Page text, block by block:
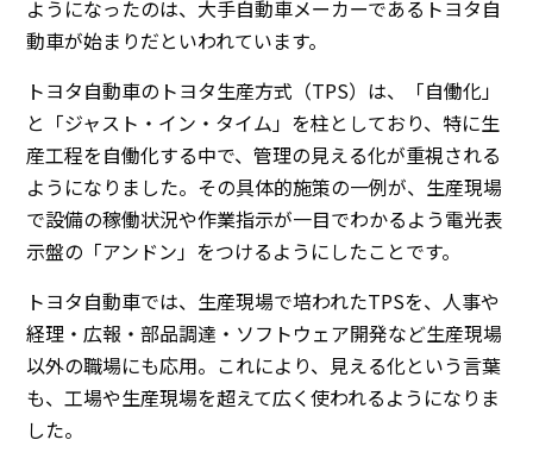
ようになったのは、大手自動車メーカーであるトヨタ自
動車が始まりだといわれています。
トヨタ自動車のトヨタ生産方式（TPS）は、「自働化」
と「ジャスト・イン・タイム」を柱としており、特に生
産工程を自働化する中で、管理の見える化が重視される
ようになりました。その具体的施策の一例が、生産現場
で設備の稼働状況や作業指示が一目でわかるよう電光表
示盤の「アンドン」をつけるようにしたことです。
トヨタ自動車では、生産現場で培われたTPSを、人事や
経理・広報・部品調達・ソフトウェア開発など生産現場
以外の職場にも応用。これにより、見える化という言葉
も、工場や生産現場を超えて広く使われるようになりま
した。